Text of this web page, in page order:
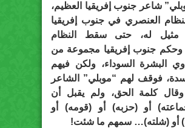
شاعر جنوب إفريقيا العظيم،
العنصري في جنوب إفريقيا
مثيل له، حتى سقط النظام
وحكم جنوب إفريقيا مجموعة من
البشرة السوداء، ولكن فيهم
فوقف لهم “موبلي” الشاعر
وقال كلمة الحق، ولم يقبل أن
أو (حزبه) أو (قومه) أو
أو (شلته)… سمهم ما شئت!